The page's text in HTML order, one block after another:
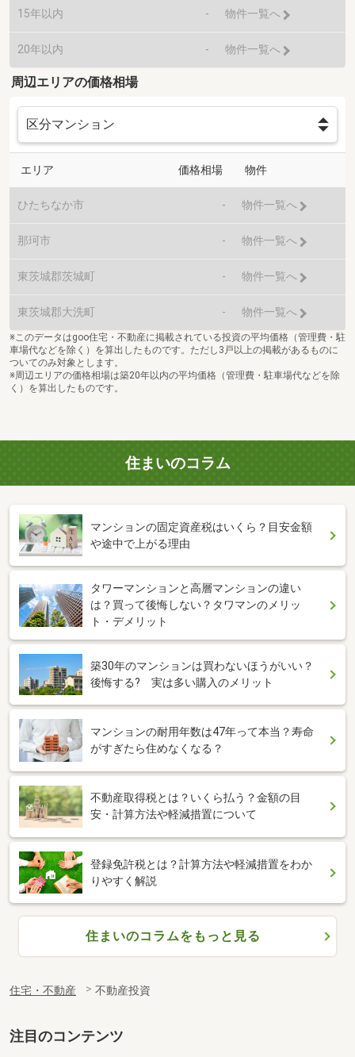
15年以内 - 物件一覧へ
20年以内 - 物件一覧へ
周辺エリアの価格相場
エリア 価格相場 物件
ひたちなか市 - 物件一覧へ
那珂市 - 物件一覧へ
東茨城郡茨城町 - 物件一覧へ
東茨城郡大洗町 - 物件一覧へ
※このデータはgoo住宅・不動産に掲載されている投資の平均価格（管理費・駐
車場代などを除く）を算出したものです。ただし3戸以上の掲載があるものに
ついてのみ対象とします。
※周辺エリアの価格相場は築20年以内の平均価格（管理費・駐車場代などを除
く）を算出したものです。
住まいのコラム
マンションの固定資産税はいくら？目安金額
や途中で上がる理由
タワーマンションと高層マンションの違い
は？買って後悔しない？タワマンのメリッ
ト・デメリット
築30年のマンションは買わないほうがいい？
後悔する? 実は多い購入のメリット
マンションの耐用年数は47年って本当？寿命
がすぎたら住めなくなる？
不動産取得税とは？いくら払う？金額の目
安・計算方法や軽減措置について
登録免許税とは？計算方法や軽減措置をわか
りやすく解説
住まいのコラムをもっと見る
住宅・不動産 不動産投資
注目のコンテンツ